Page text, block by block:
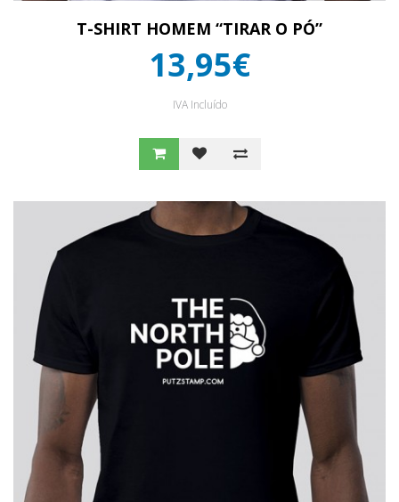
T-SHIRT HOMEM “TIRAR O PÓ”
13,95€
IVA Incluído